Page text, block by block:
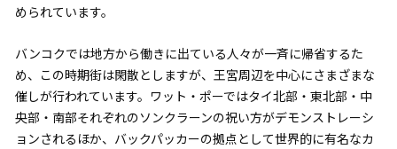
められています。
バンコクでは地方から働きに出ている人々が一斉に帰省するた
め、この時期街は閑散としますが、王宮周辺を中心にさまざまな
催しが行われています。ワット・ポーではタイ北部・東北部・中
央部・南部それぞれのソンクラーンの祝い方がデモンストレーシ
ョンされるほか、バックパッカーの拠点として世界的に有名なカ